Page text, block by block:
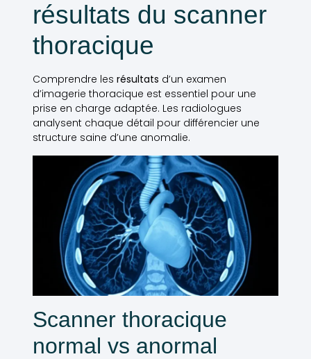
résultats du scanner
thoracique
Comprendre les résultats d’un examen
d’imagerie thoracique est essentiel pour une
prise en charge adaptée. Les radiologues
analysent chaque détail pour différencier une
structure saine d’une anomalie.
Scanner thoracique
normal vs anormal